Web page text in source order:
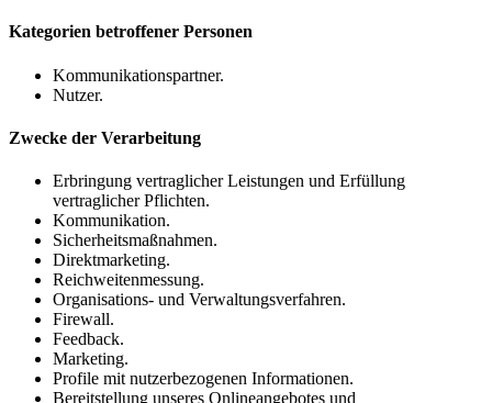
Kategorien betroffener Personen
Kommunikationspartner.
Nutzer.
Zwecke der Verarbeitung
Erbringung vertraglicher Leistungen und Erfüllung
vertraglicher Pflichten.
Kommunikation.
Sicherheitsmaßnahmen.
Direktmarketing.
Reichweitenmessung.
Organisations- und Verwaltungsverfahren.
Firewall.
Feedback.
Marketing.
Profile mit nutzerbezogenen Informationen.
Bereitstellung unseres Onlineangebotes und